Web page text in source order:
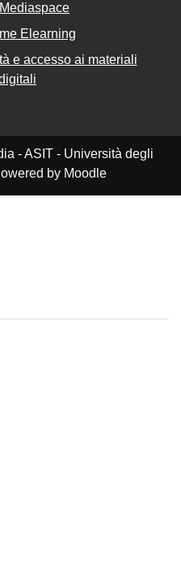
Elearning
e accesso ai materiali
- ASIT - Università degli
by Moodle